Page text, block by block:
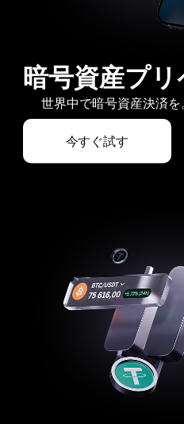
暗号資産プ
世界中で暗号資産決済
今すぐ試す